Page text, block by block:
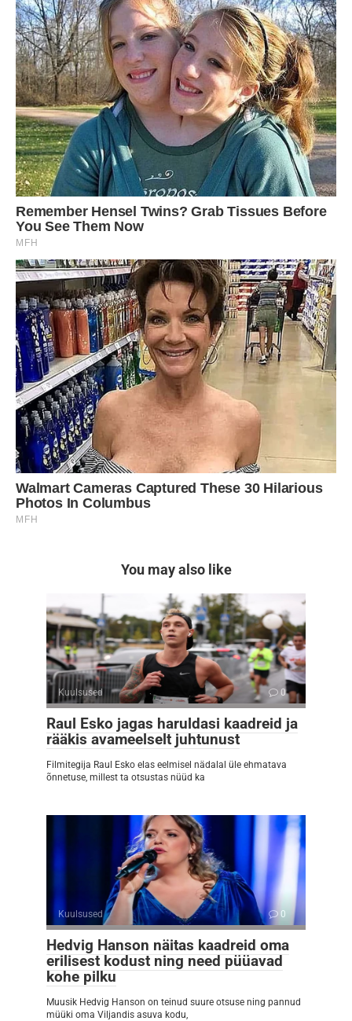
You may also like
Kuulsused 0
Raul Esko jagas haruldasi kaadreid ja
rääkis avameelselt juhtunust
Filmitegija Raul Esko elas eelmisel nädalal üle ehmatava
õnnetuse, millest ta otsustas nüüd ka
Kuulsused 0
Hedvig Hanson näitas kaadreid oma
erilisest kodust ning need püüavad
kohe pilku
Muusik Hedvig Hanson on teinud suure otsuse ning pannud
müüki oma Viljandis asuva kodu,